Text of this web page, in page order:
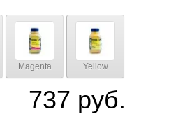
Magenta Yellow
737 руб.